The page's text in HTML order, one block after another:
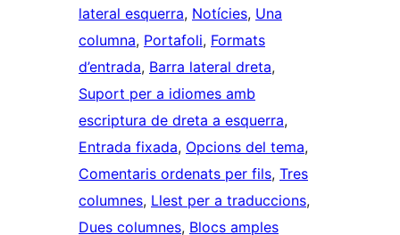
lateral esquerra, Notícies, Una
columna, Portafoli, Formats
d’entrada, Barra lateral dreta
Suport per a idiomes amb
escriptura de dreta a esquerra
Entrada fixada, Opcions del tema
Comentaris ordenats per fils, Tres
columnes, Llest per a traduccions
Dues columnes, Blocs amples